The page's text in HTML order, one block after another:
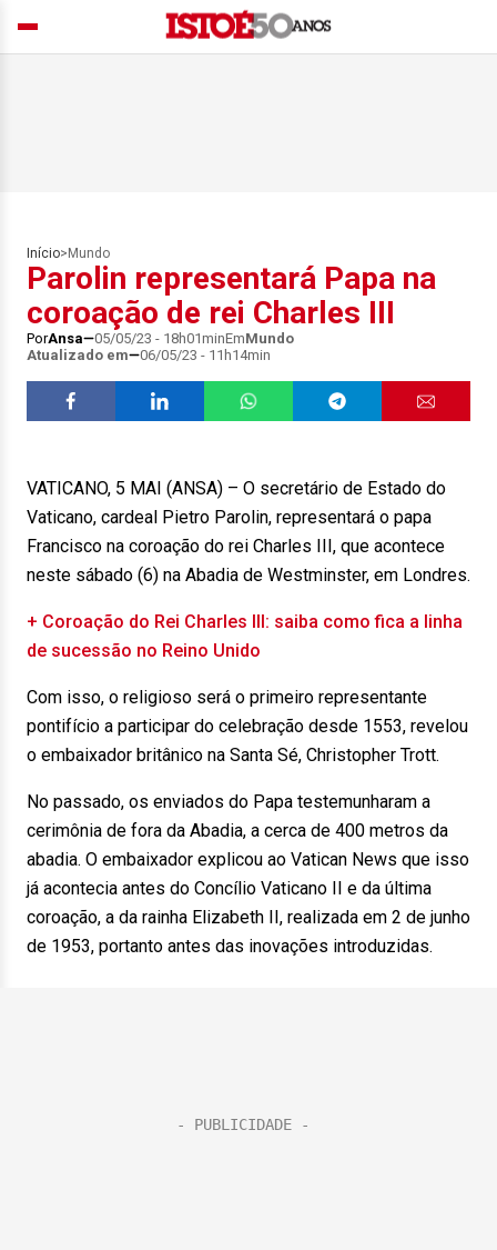
Início> Mundo
Parolin representará Papa na
coroação de rei Charles III
PorAnsa 05/05/23 - 18h01minEmMundo
Atualizado em
06/05/23 - 11h14min
VATICANO, 5 MAI (ANSA) – O secretário de Estado do
Vaticano, cardeal Pietro Parolin, representará o papa
Francisco na coroação do rei Charles III, que acontece
neste sábado (6) na Abadia de Westminster, em Londres.
+ Coroação do Rei Charles III: saiba como fica a linha
de sucessão no Reino Unido
Com isso, o religioso será o primeiro representante
pontifício a participar do celebração desde 1553, revelou
o embaixador britânico na Santa Sé, Christopher Trott.
No passado, os enviados do Papa testemunharam a
cerimônia de fora da Abadia, a cerca de 400 metros da
abadia. O embaixador explicou ao Vatican News que isso
já acontecia antes do Concílio Vaticano II e da última
coroação, a da rainha Elizabeth II, realizada em 2 de junho
de 1953, portanto antes das inovações introduzidas.